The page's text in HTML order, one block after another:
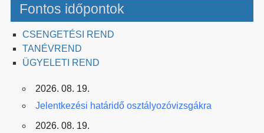
Fontos időpontok
CSENGETÉSI REND
TANÉVREND
ÜGYELETI REND
2026. 08. 19.
Jelentkezési határidő osztályozóvizsgákra
2026. 08. 19.